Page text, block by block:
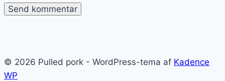
© 2026 Pulled pork - WordPress-tema af Kadence
WP